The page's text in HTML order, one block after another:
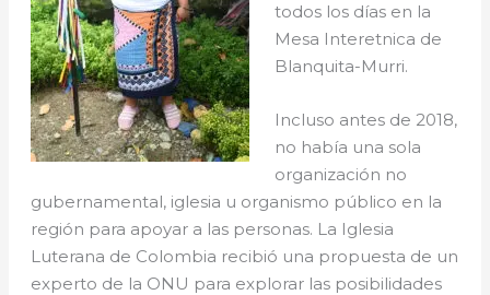
todos los días en la
Mesa Interetnica de
Blanquita-Murri.
Incluso antes de 2018,
no había una sola
organización no
gubernamental, iglesia u organismo público en la
región para apoyar a las personas. La Iglesia
Luterana de Colombia recibió una propuesta de un
experto de la ONU para explorar las posibilidades